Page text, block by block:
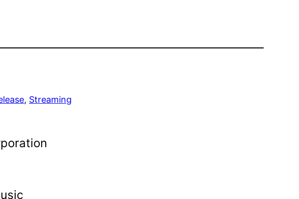
, Streaming